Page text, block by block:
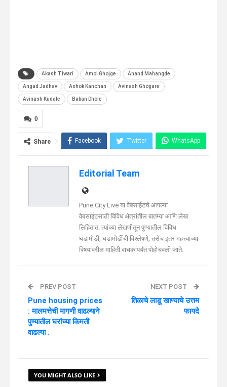
Akash Tiwari Amol Ghojge Anand Mahangde
Angad Jadhav Ashok Kanchan Avinash Ghogare
Avinash Kudale Baban Dhole
0
Share Facebook Twitter WhatsApp
Editorial Team
Pune City Live या वेबसाईटचे आपल्या
वेबसाईटसाठी विविध क्षेत्रांतील बातम्या आणि लेख
लिहितात. त्यांच्या लेखणीतून पुण्यातील विविध
घडामोडी, घडामोडींची विश्लेषणे, तसेच इतर महत्त्वाच्या
विषयांवरील माहिती वाचकांपर्यंत पोहोचवली जाते.
PREV POST
Pune housing prices
: मालमत्तेची मागणी वाढल्याने
पुण्यातील घरांच्या किमती
वाढल्या .
NEXT POST
तिळाचे लाडू खाण्याचे उत्तम
फायदे
YOU MIGHT ALSO LIKE